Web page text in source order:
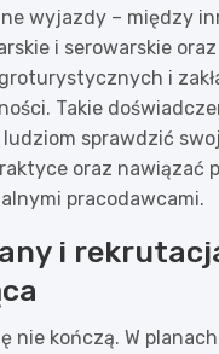
wyjazdy – między
i serowarskie
i
Takie
ludziom sprawdzić
oraz nawiązać
pracodawcami.
i
nie kończą. W